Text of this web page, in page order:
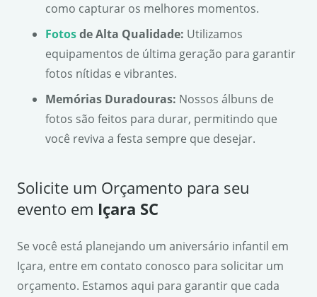
como capturar os melhores momentos.
Fotosde Alta Qualidade: Utilizamos
equipamentos de última geração para garantir
fotos nítidas e vibrantes.
Memórias Duradouras: Nossos álbuns de
fotos são feitos para durar, permitindo que
você reviva a festa sempre que desejar.
Solicite um Orçamento para seu
evento em Içara SC
Se você está planejando um aniversário infantil em
Içara, entre em contato conosco para solicitar um
orçamento. Estamos aqui para garantir que cada